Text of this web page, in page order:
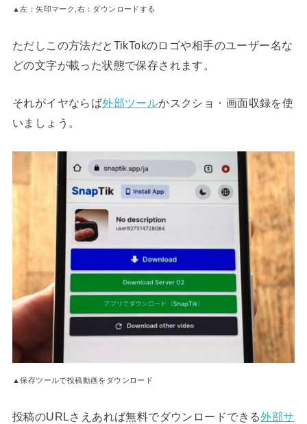
▲左：矢印マーク,右：ダウンロードする
ただしこの方法だとTikTokのロゴや相手のユーザー名な
どの文字が載った状態で保存されます。
それがイヤならば外部ツールかスクショ・画面収録を使
いましょう。
▲保存ツールで投稿動画をダウンロード
投稿のURLさえあれば無料でダウンロードできる外部サ